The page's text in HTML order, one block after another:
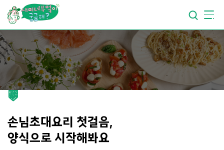
요리가건강해지는부엌
요리가쉬워지는부엌
손님초대요리 첫걸음,
양식으로 시작해봐요